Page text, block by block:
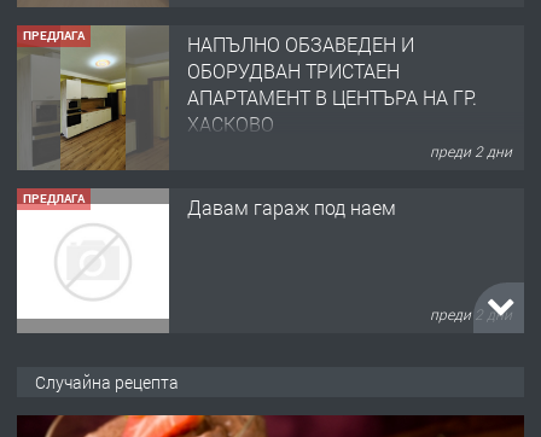
ПРЕДЛАГА
НАПЪЛНО ОБЗАВЕДЕН И
ОБОРУДВАН ТРИСТАЕН
АПАРТАМЕНТ В ЦЕНТЪРА НА ГР.
ХАСКОВО
преди 2 дни
ПРЕДЛАГА Давам гараж под наем
преди 2 дни
градската градина!
Случайна рецепта